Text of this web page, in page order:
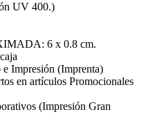
UV 400.)
6 x 0.8 cm.
Impresión (Imprenta)
en artículos Promocionales
(Impresión Gran